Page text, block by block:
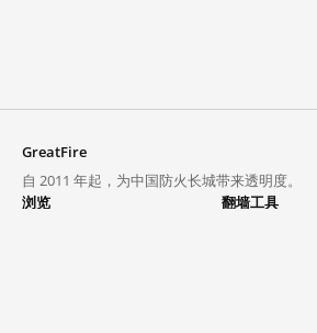
GreatFire
自 2011 年起，为中国防火长城带来透明度。
浏览
翻墙工具